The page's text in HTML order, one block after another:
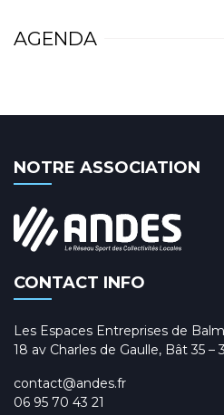
AGENDA
NOTRE ASSOCIATION
CONTACT INFO
Les Espaces Entreprises de
18 av Charles de Gaulle, Bât 35 –
contact@andes.fr
06 95 70 43 21